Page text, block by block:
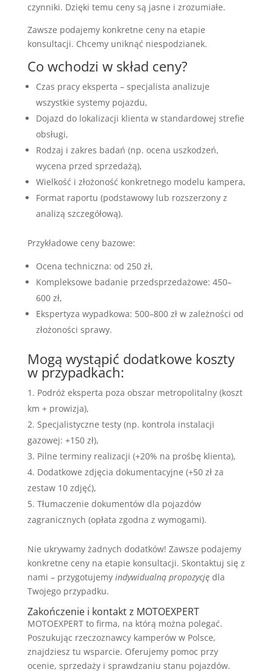
czynniki. Dzięki temu ceny są jasne i zrozumiałe.
Zawsze podajemy konkretne ceny na etapie
konsultacji. Chcemy uniknąć niespodzianek.
Co wchodzi w skład ceny?
Czas pracy eksperta – specjalista analizuje
wszystkie systemy pojazdu,
Dojazd do lokalizacji klienta w standardowej strefie
obsługi,
Rodzaj i zakres badań (np. ocena uszkodzeń,
wycena przed sprzedażą),
Wielkość i złożoność konkretnego modelu kampera,
Format raportu (podstawowy lub rozszerzony z
analizą szczegółową).
Przykładowe ceny bazowe:
Ocena techniczna: od 250 zł,
Kompleksowe badanie przedsprzedażowe: 450–
600 zł,
Ekspertyza wypadkowa: 500–800 zł w zależności od
złożoności sprawy.
Mogą wystąpić dodatkowe koszty
w przypadkach:
Podróż eksperta poza obszar metropolitalny (koszt
km + prowizja),
Specjalistyczne testy (np. kontrola instalacji
gazowej: +150 zł),
Pilne terminy realizacji (+20% na prośbę klienta),
Dodatkowe zdjęcia dokumentacyjne (+50 zł za
zestaw 10 zdjęć),
Tłumaczenie dokumentów dla pojazdów
zagranicznych (opłata zgodna z wymogami).
Nie ukrywamy żadnych dodatków! Zawsze podajemy
konkretne ceny na etapie konsultacji. Skontaktuj się z
nami – przygotujemy indywidualną propozycjędla
Twojego przypadku.
Zakończenie i kontakt z MOTOEXPERT
MOTOEXPERT to firma, na którą można polegać.
Poszukując rzeczoznawcy kamperów w Polsce,
znajdziesz tu wsparcie. Oferujemy pomoc przy
ocenie, sprzedaży i sprawdzaniu stanu pojazdów.